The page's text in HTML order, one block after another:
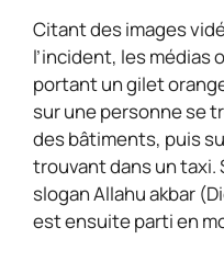
Citant des images
l’incident, les médias
portant un gilet
sur une personne se
des bâtiments, puis
trouvant dans un taxi.
slogan Allahu akbar
est ensuite parti en